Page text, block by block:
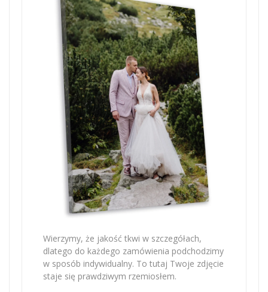
Wierzymy, że jakość tkwi w szczegółach,
dlatego do każdego zamówienia podchodzimy
w sposób indywidualny. To tutaj Twoje zdjęcie
staje się prawdziwym rzemiosłem.